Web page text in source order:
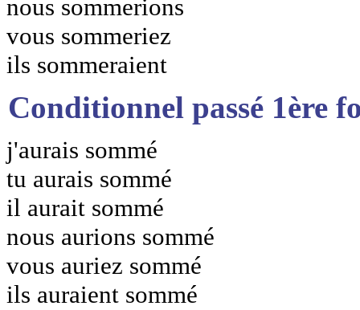
nous sommerions
vous sommeriez
ils sommeraient
Conditionnel passé 1ère
j'aurais sommé
tu aurais sommé
il aurait sommé
nous aurions sommé
vous auriez sommé
ils auraient sommé